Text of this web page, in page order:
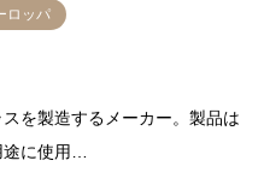
ロッパ
を製造するメーカー。製品は
に使用…